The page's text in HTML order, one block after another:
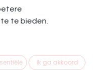
te bieden.
Ik ga akkoord